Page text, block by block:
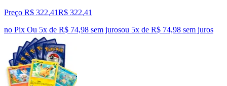
Preço R$ 322,41R$ 322,41
no Pix Ou 5x de R$ 74,98 sem jurosou 5x de R$ 74,98 sem juros